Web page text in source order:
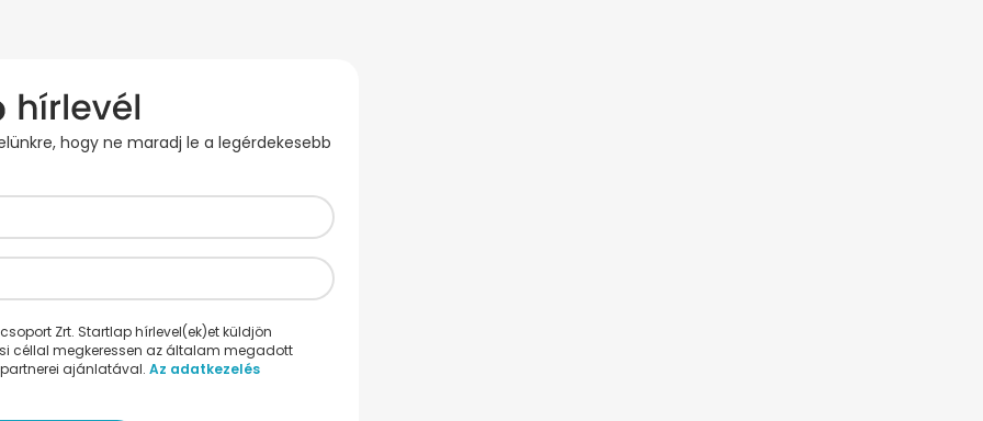
hogy ne maradj le a legérdekesebb
Zrt. Startlap hírlevel(ek)et küldjön
céllal megkeressen az általam megadott
ajánlatával. Az adatkezelés